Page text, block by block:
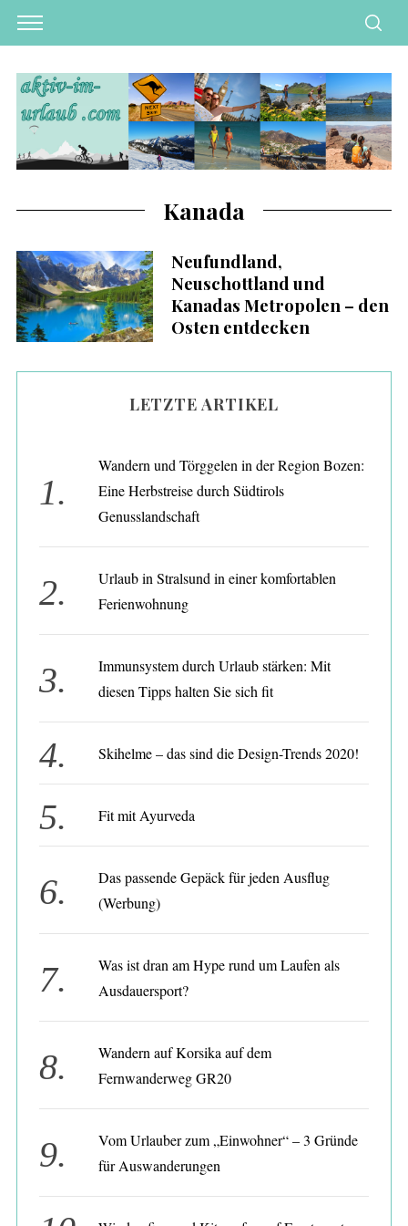
Kanada
Neufundland,
Neuschottland und
Kanadas Metropolen – den
Osten entdecken
LETZTE ARTIKEL
Wandern und Törggelen in der Region Bozen:
Eine Herbstreise durch Südtirols
Genusslandschaft
Urlaub in Stralsund in einer komfortablen
Ferienwohnung
Immunsystem durch Urlaub stärken: Mit
diesen Tipps halten Sie sich fit
Skihelme – das sind die Design-Trends 2020!
Fit mit Ayurveda
Das passende Gepäck für jeden Ausflug
(Werbung)
Was ist dran am Hype rund um Laufen als
Ausdauersport?
Wandern auf Korsika auf dem
Fernwanderweg GR20
Vom Urlauber zum „Einwohner“ – 3 Gründe
für Auswanderungen